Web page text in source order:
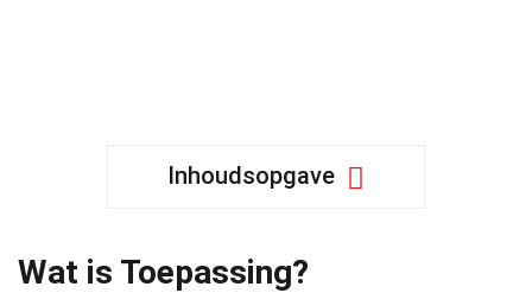
Inhoudsopgave
Wat is Toepassing?